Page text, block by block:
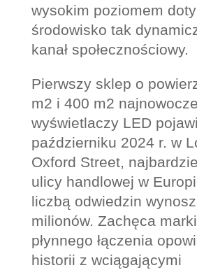
wysokim poziomem
środowisko tak
kanał społecznościowy.
Pierwszy sklep o
m2 i 400 m2
wyświetlaczy LED
październiku 2024 r. w
Oxford Street,
ulicy handlowej w
liczbą odwiedzin
milionów. Zachęca
płynnego łączenia
historii z wciągającymi